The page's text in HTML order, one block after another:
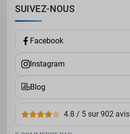
SUIVEZ-NOUS
Facebook
Instagram
Blog
4.8 / 5 sur 902 avis